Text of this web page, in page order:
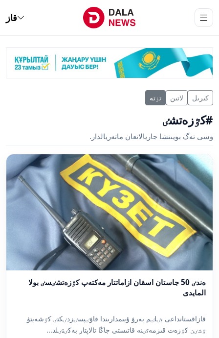
قاز
كىرىل لاتىن تٶتە
#كٷزەتشٸ
وسى تەگ بويىنشا جاريالانعان ماتەريالدار.
ەندٸ 50 جاستان اسقان ازاماتتار مەكتەپ كٷزەتشٸسٸ بولا
المايدى
قازاقستانداعى بٸلٸم بەرۋ ۇيىمدارىندا قاۋٸپسٸزدٸكتٸ كٷشەيتۋ
ٷشٸن كٷزەت قىزمەتٸنە قاتىستى جاڭا تالاپتار بەكٸتٸلد...